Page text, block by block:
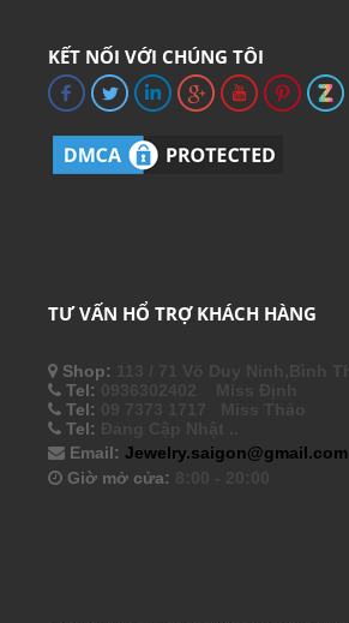
KẾT NỐI VỚI CHÚNG TÔI
TƯ VẤN HỔ TRỢ KHÁCH HÀNG
Shop:
Tel:
Tel:
Tel:
Email: Jewelry.saigon@gmail.com
Giờ mở cửa: